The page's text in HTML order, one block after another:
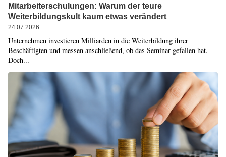
Mitarbeiterschulungen: Warum der teure
Weiterbildungskult kaum etwas verändert
24.07.2026
Unternehmen investieren Milliarden in die Weiterbildung ihrer
Beschäftigten und messen anschließend, ob das Seminar gefallen hat.
Doch...